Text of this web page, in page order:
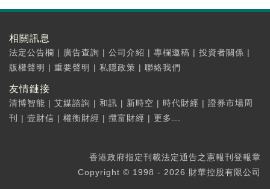
相關訊息
法定公告欄 | 廣告查詢 | 公司介紹 | 專欄邀稿 | 投資者關係 |
版權聲明 | 重要聲明 | 私隱政策 | 聯絡我們
友情鏈接
清博智能 | 艾媒諮詢 | 和訊 | 新時空 | 時代財經 | 證券市場周
刊
| 壹財信 | 權衡財經 | 攬富財經 | 更多...
香港政府指定刊載法定通告之憲報刊登報章
Copyright © 1998 - 2026 財華控股有限公司